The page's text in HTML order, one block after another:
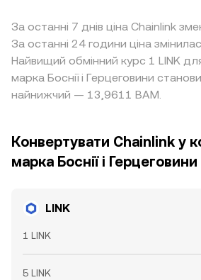
За останні 7 днів ціна Chainlink
За останні 24 години ціна
Найвищий обмінний курс 1 LINK
марка Боснії і Герцеговини
найнижчий — 13,9611 BAM.
Конвертувати Chainlink у
марка Боснії і Герцеговини
LINK
1 LINK
5 LINK